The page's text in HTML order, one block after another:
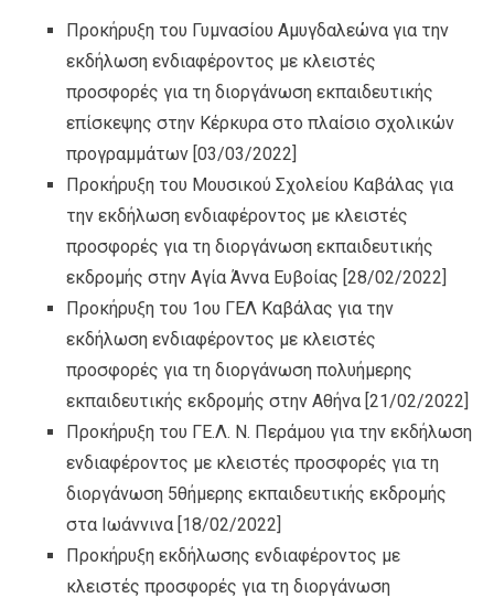
Προκήρυξη του Γυμνασίου Αμυγδαλεώνα για την
εκδήλωση ενδιαφέροντος με κλειστές
προσφορές για τη διοργάνωση εκπαιδευτικής
επίσκεψης στην Κέρκυρα στο πλαίσιο σχολικών
προγραμμάτων [03/03/2022]
Προκήρυξη του Μουσικού Σχολείου Καβάλας για
την εκδήλωση ενδιαφέροντος με κλειστές
προσφορές για τη διοργάνωση εκπαιδευτικής
εκδρομής στην Αγία Άννα Ευβοίας [28/02/2022]
Προκήρυξη του 1ου ΓΕΛ Καβάλας για την
εκδήλωση ενδιαφέροντος με κλειστές
προσφορές για τη διοργάνωση πολυήμερης
εκπαιδευτικής εκδρομής στην Αθήνα [21/02/2022]
Προκήρυξη του ΓΕ.Λ. Ν. Περάμου για την εκδήλωση
ενδιαφέροντος με κλειστές προσφορές για τη
διοργάνωση 5θήμερης εκπαιδευτικής εκδρομής
στα Ιωάννινα [18/02/2022]
Προκήρυξη εκδήλωσης ενδιαφέροντος με
κλειστές προσφορές για τη διοργάνωση